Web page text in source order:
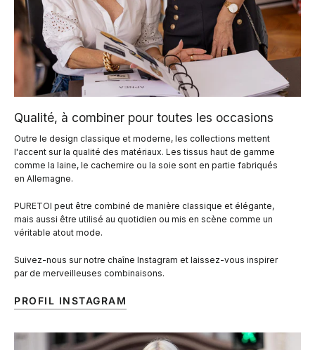
Qualité, à combiner pour toutes les occasions
Outre le design classique et moderne, les collections mettent
l'accent sur la qualité des matériaux. Les tissus haut de gamme
comme la laine, le cachemire ou la soie sont en partie fabriqués
en Allemagne.
PURETOI peut être combiné de manière classique et élégante,
mais aussi être utilisé au quotidien ou mis en scène comme un
véritable atout mode.
Suivez-nous sur notre chaîne Instagram et laissez-vous inspirer
par de merveilleuses combinaisons.
PROFIL INSTAGRAM